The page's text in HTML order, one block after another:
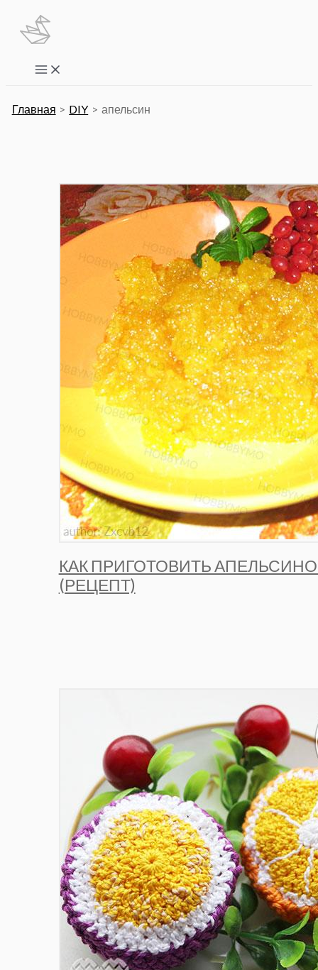
Перейти
содержимому
Main
Menu
Главная DIY апельсин
КАК ПРИГОТОВИТЬ
(РЕЦЕПТ)